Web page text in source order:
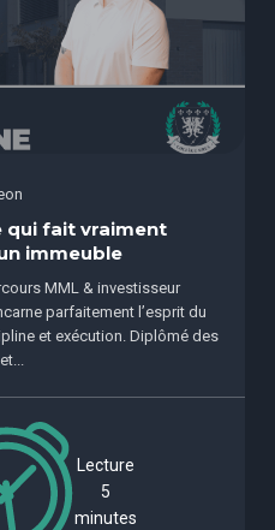
qui fait vraiment
immeuble
MML & investisseur
parfaitement l’esprit du
et exécution. Diplômé des
Lecture
5
minutes